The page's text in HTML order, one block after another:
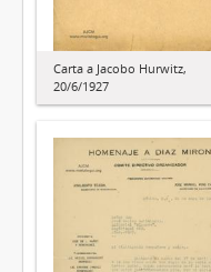
Carta a Jacobo Hurwitz,
20/6/1927